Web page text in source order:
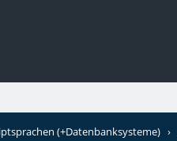
(+Datenbanksysteme) ›